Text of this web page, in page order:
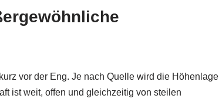
vor der Eng. Je nach Quelle wird die Höhenlage
ist weit, offen und gleichzeitig von steilen